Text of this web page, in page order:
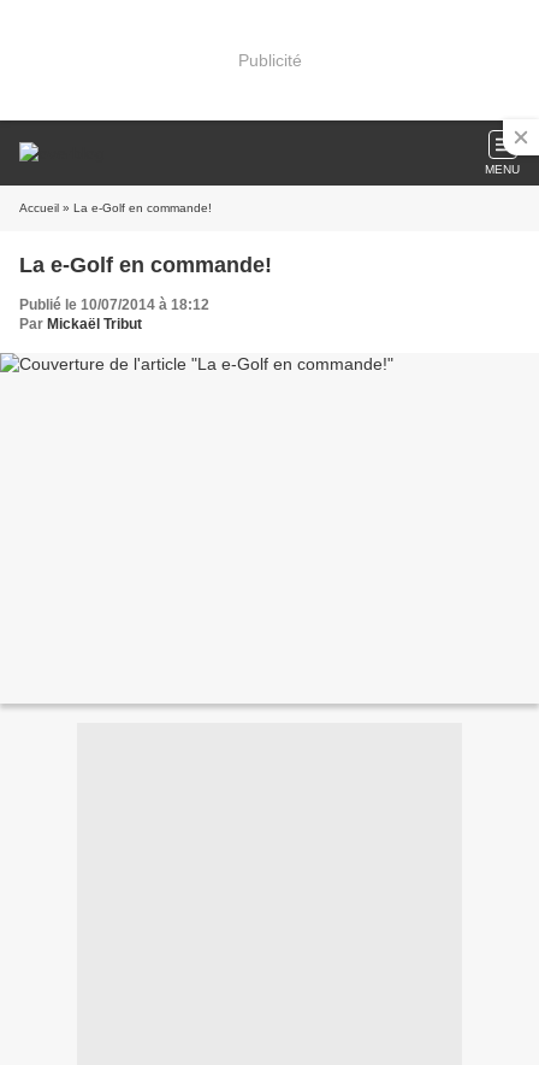
Publicité
MENU
Accueil » La e-Golf en commande!
La e-Golf en commande!
Publié le 10/07/2014 à 18:12
Par Mickaël Tribut